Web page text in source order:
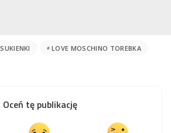
LOVE MOSCHINO TOREBKA
Oceń tę publikację